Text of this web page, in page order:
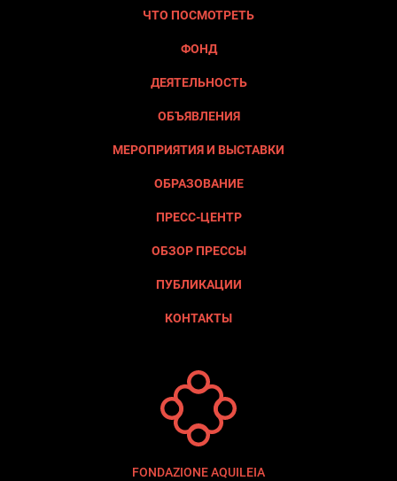
ЧТО ПОСМОТРЕТЬ
ФОНД
ДЕЯТЕЛЬНОСТЬ
ОБЪЯВЛЕНИЯ
МЕРОПРИЯТИЯ И ВЫСТАВКИ
ОБРАЗОВАНИЕ
ПРЕСС-ЦЕНТР
ОБЗОР ПРЕССЫ
ПУБЛИКАЦИИ
КОНТАКТЫ
FONDAZIONE AQUILEIA